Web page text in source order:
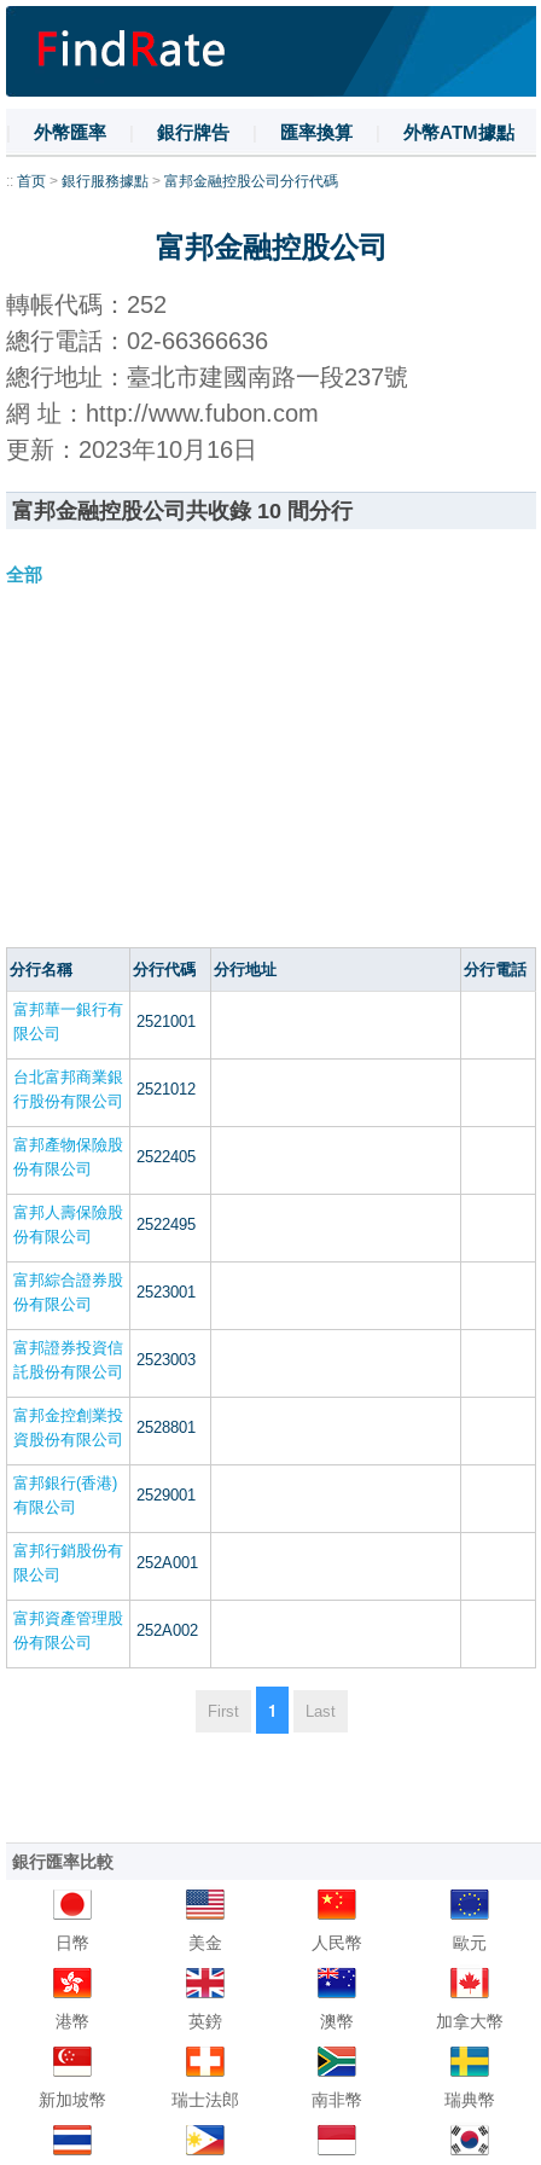
外幣匯率 銀行牌告 匯率換算 外幣ATM據點
| 名詞解釋 | 換匯技巧 | 數字大寫
:: 首页 > 銀行服務據點 > 富邦金融控股公司分行代碼
富邦金融控股公司
轉帳代碼：252
總行電話：02-66366636
總行地址：臺北市建國南路一段237號
網 址：http://www.fubon.com
更新：2023年10月16日
富邦金融控股公司共收錄 10 間分行
全部
分行名稱 分行代碼 分行地址 分行電話
富邦華一銀行有
限公司
2521001
台北富邦商業銀
行股份有限公司
2521012
富邦產物保險股
份有限公司
2522405
富邦人壽保險股
份有限公司
2522495
富邦綜合證券股
份有限公司
2523001
富邦證券投資信
託股份有限公司
2523003
富邦金控創業投
資股份有限公司
2528801
富邦銀行(香港)
有限公司
2529001
富邦行銷股份有
限公司
252A001
富邦資產管理股
份有限公司
252A002
First 1 Last
銀行匯率比較
日幣 美金 人民幣 歐元
港幣 英鎊 澳幣 加拿大幣
新加坡幣 瑞士法郎 南非幣 瑞典幣